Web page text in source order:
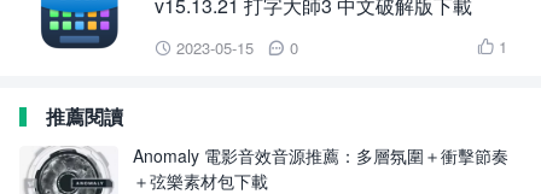
 2023-05-15  0  1
推薦閱讀
Anomaly 電影音效音源推薦：多層氛圍＋衝擊節奏
＋弦樂素材包下載